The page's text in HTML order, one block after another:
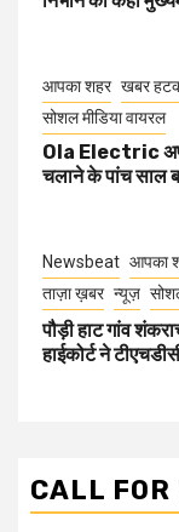
आपका शहर खबर
सोशल मीडिया वायरल
Ola Electric
चलाने के पांच साल
Newsbeat आपका
ताज़ा ख़बर न्यूज़
पौड़ी हाट गांव
हाईकोर्ट ने
CALL